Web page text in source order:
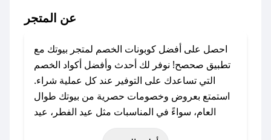
عن المتجر
احصل على أفضل كوبونات الخصم لمتجر بيوتك مع
تطبيق صحصح! نوفر لك أحدث وأفضل أكواد الخصم
التي تساعدك على التوفير عند كل عملية شراء.
استمتع بعروض وخصومات حصرية من بيوتك طوال
العام، سواءً في المناسبات مثل عيد الفطر، عيد
الأضحى، الجمعة البيضاء (شهر نوفمبر)، رمضان،